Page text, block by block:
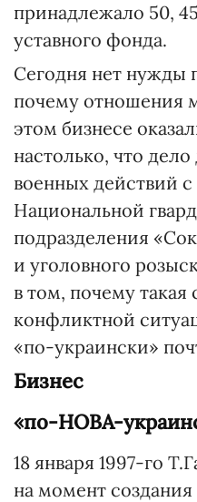
принадлежало 50,
уставного фонда.
Сегодня нет нужды
почему отношения
этом бизнесе
настолько, что
военных действий
Национальной
подразделения
и уголовного
в том, почему
конфликтной
«по-украински»
Бизнес
«по-НОВА-
18 января 1997-го
на момент